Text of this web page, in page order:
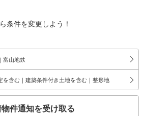
条件を変更しよう！
富山地鉄
を含む｜建築条件付き土地を含む｜整形地
件通知を受け取る